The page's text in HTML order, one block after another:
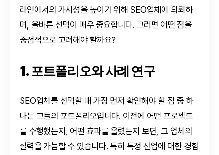
라인에서의 가시성을 높이기 위해 SEO업체에 의뢰하
며, 올바른 선택이 매우 중요합니다. 그러면 어떤 점을
중점적으로 고려해야 할까요?
1. 포트폴리오와 사례 연구
SEO업체를 선택할 때 가장 먼저 확인해야 할 점 중 하
나는 그들의 포트폴리오입니다. 이전에 어떤 프로젝트
를 수행했는지, 어떤 효과를 올렸는지 보면, 그 업체의
실력을 가늠할 수 있습니다. 특히 특정 산업에 대한 경험